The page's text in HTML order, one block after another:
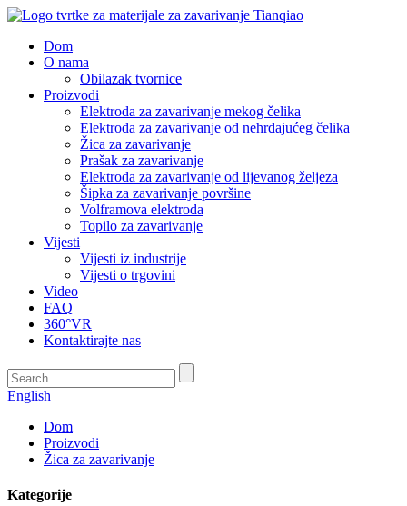
Dom
O nama
Obilazak tvornice
Proizvodi
Elektroda za zavarivanje mekog čelika
Elektroda za zavarivanje od nehrđajućeg čelika
Žica za zavarivanje
Prašak za zavarivanje
Elektroda za zavarivanje od lijevanog željeza
Šipka za zavarivanje površine
Volframova elektroda
Topilo za zavarivanje
Vijesti
Vijesti iz industrije
Vijesti o trgovini
Video
FAQ
360°VR
Kontaktirajte nas
English
Dom
Proizvodi
Žica za zavarivanje
Kategorije